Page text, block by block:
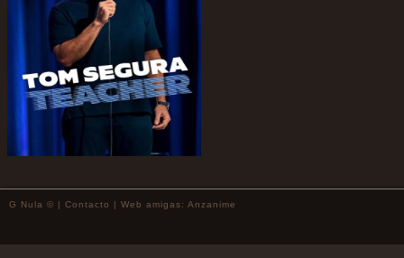
G Nula © | Contacto | Web amigas: Anzanime